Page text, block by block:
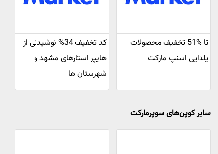
تا %51 تخفیف محصولات
یلدایی اسنپ مارکت
کد تخفیف 34% نوشیدنی از
هایپر استارهای مشهد و
شهرستان ها
سایر کوپن‌های سوپرمارکت